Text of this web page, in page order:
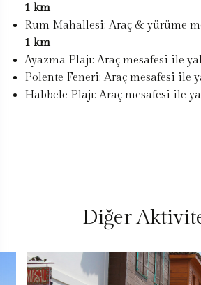
1 km
Rum Mahallesi: Araç & yürüme
1 km
Ayazma Plajı: Araç mesafesi ile
Polente Feneri: Araç mesafesi ile
Habbele Plajı: Araç mesafesi ile
Diğer